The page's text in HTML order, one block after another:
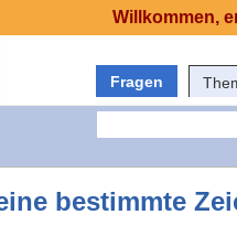
Fragen
bestimmte
Willkommen,